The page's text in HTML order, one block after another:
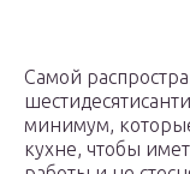
Самой
минимум, которые
кухне, чтобы